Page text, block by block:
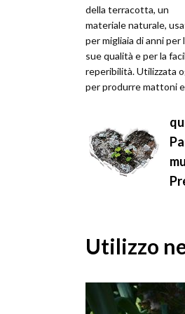
della terracotta, un
materiale naturale,
per migliaia di anni per
sue qualità e per la
reperibilità. Utilizzata
per produrre mattoni e
Utilizzo